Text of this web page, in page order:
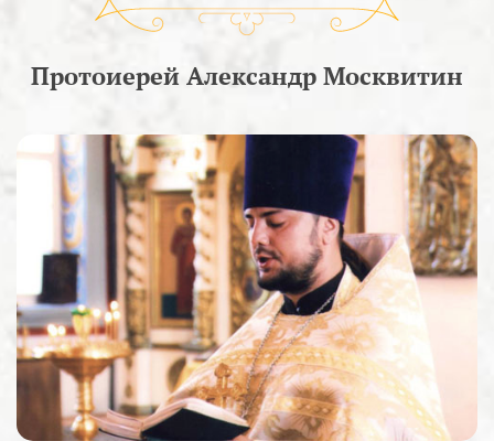
Протоиерей Александр Москвитин